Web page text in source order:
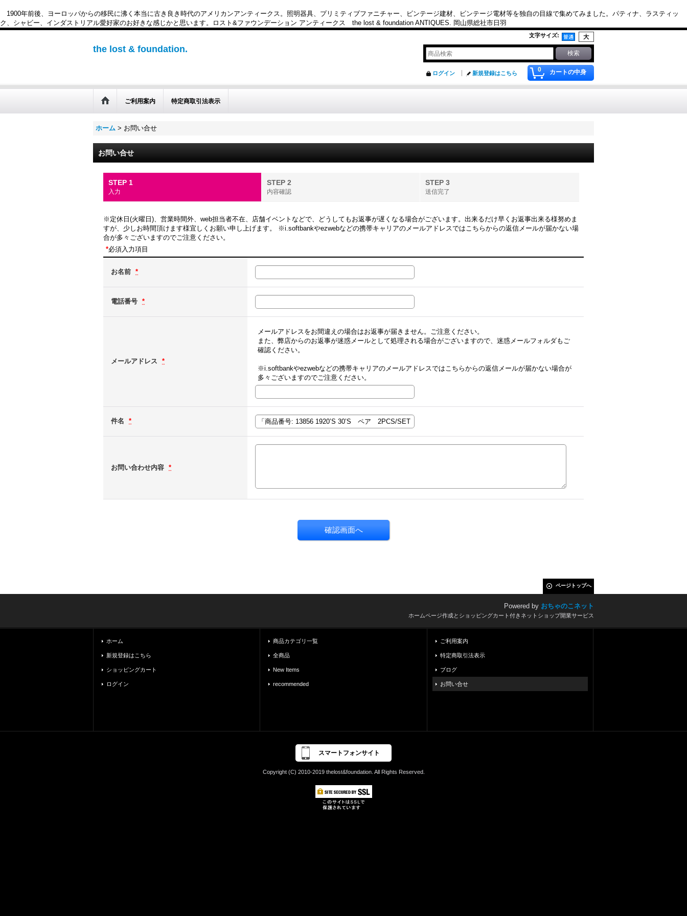
1900年前後、ヨーロッパからの移民に沸く本当に古き良き時代のアメリカンアンティークス。照明器具、プリミティブファニチャー、ビンテージ建材、ビンテージ電材等を独自の目線で集めてみました。パティナ、ラスティッ
ク、シャビー、インダストリアル愛好家のお好きな感じかと思います。ロスト&ファウンデーション アンティークス the lost & foundation ANTIQUES. 岡山県総社市日羽
文字サイズ:
the lost & foundation.
0 カートの中身
ログイン 新規登録はこちら
ご利用案内 特定商取引法表示
ホーム > お問い合せ
お問い合せ
STEP 1
入力
STEP 2
内容確認
STEP 3
送信完了
※定休日(火曜日)、営業時間外、web担当者不在、店舗イベントなどで、どうしてもお返事が遅くなる場合がございます。出来るだけ早くお返事出来る様努めま
すが、少しお時間頂けます様宜しくお願い申し上げます。 ※i.softbankやezwebなどの携帯キャリアのメールアドレスではこちらからの返信メールが届かない場
合が多々ございますのでご注意ください。
*必須入力項目
お名前 *
電話番号 *
メールアドレス *
メールアドレスをお間違えの場合はお返事が届きません。ご注意ください。
また、弊店からのお返事が迷惑メールとして処理される場合がございますので、迷惑メールフォルダもご
確認ください。
※i.softbankやezwebなどの携帯キャリアのメールアドレスではこちらからの返信メールが届かない場合が
多々ございますのでご注意ください。
件名 *
お問い合わせ内容 *
ページトップへ
Powered by おちゃのこネット
ホームページ作成とショッピングカート付きネットショップ開業サービス
ホーム
新規登録はこちら
ショッピングカート
ログイン
商品カテゴリ一覧
全商品
New Items
recommended
ご利用案内
特定商取引法表示
ブログ
お問い合せ
スマートフォンサイト
Copyright (C) 2010-2019 thelost&foundation. All Rights Reserved.